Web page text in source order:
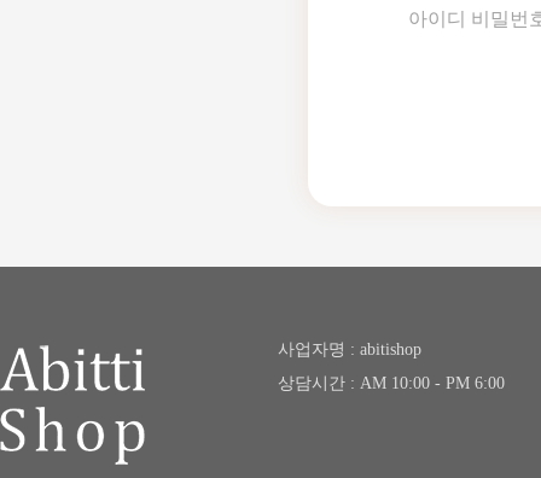
아이디 비밀번
사업자명 : abitishop
상담시간 : AM 10:00 - PM 6:00